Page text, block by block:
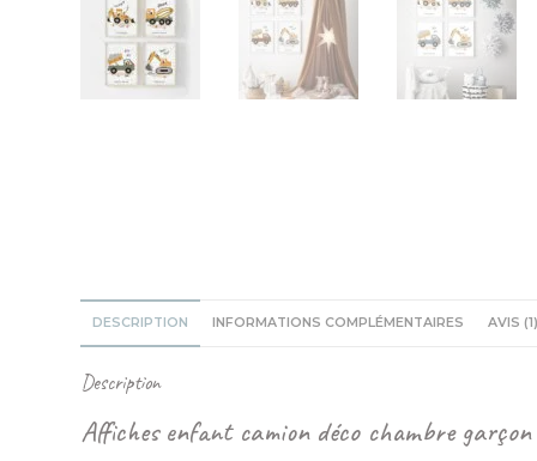
DESCRIPTION INFORMATIONS COMPLÉMENTAIRES AVIS (1)
Description
Affiches enfant camion déco chambre